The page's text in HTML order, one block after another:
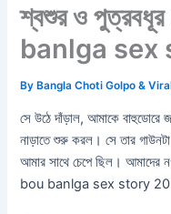
শ্বশুর ও
banlga sex
By Bangla Choti Golpo &
সে উঠে দাঁড়াল, আমাকে বাহুডোরে
নাড়াতে শুরু করল। সে তার
আমার সাথে চেপে ছিল। আমাদের
bou banlga sex story